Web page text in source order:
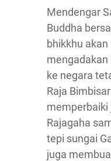
Mendengar
Buddha
bhikkhu akan
mengadakan
ke negara
Raja
memperbaiki
Rajagaha
tepi sungai
juga